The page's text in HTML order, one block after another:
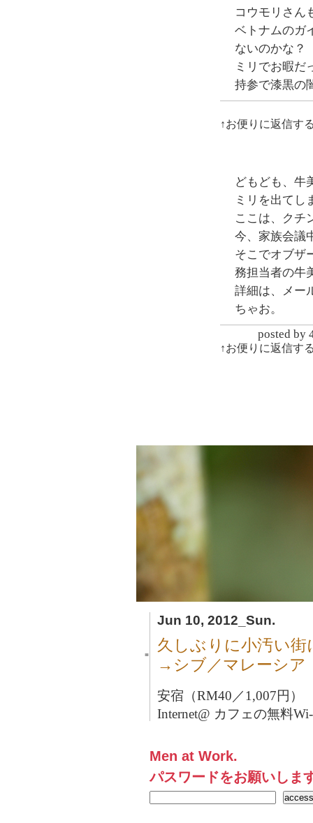
コウモリさん
ベトナムのガ
ないのかな？
ミリでお暇だ
持参で漆黒の
↑お便りに返信す
どもども、牛
ミリを出てし
ここは、クチ
今、家族会議
そこでオブザ
務担当者の牛
詳細は、メー
ちゃお。
posted by
↑お便りに返信す
Jun 10, 2012_Sun.
■
久しぶりに小汚い
→シブ／マレーシア
安宿（RM40／1,007円）
Internet@ カフェの無料
Men at Work.
パスワードをお願いしま